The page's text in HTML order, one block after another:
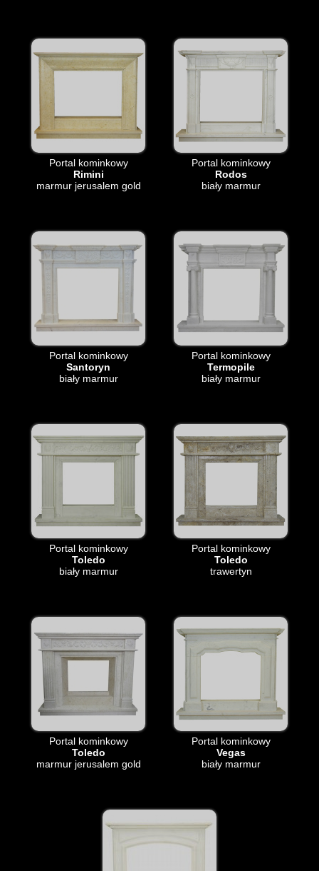
Portal kominkowy
Rimini
marmur jerusalem gold
Portal kominkowy
Rodos
biały marmur
Portal kominkowy
Santoryn
biały marmur
Portal kominkowy
Termopile
biały marmur
Portal kominkowy
Toledo
biały marmur
Portal kominkowy
Toledo
trawertyn
Portal kominkowy
Toledo
marmur jerusalem gold
Portal kominkowy
Vegas
biały marmur